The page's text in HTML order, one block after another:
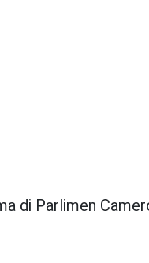
di Parlimen